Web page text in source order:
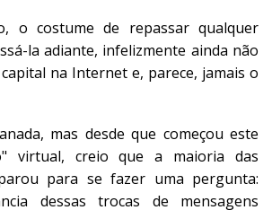
o costume de repassar qualquer
la adiante, infelizmente ainda não
na Internet e, parece, jamais o
mas desde que começou este
virtual, creio que a maioria das
para se fazer uma pergunta:
dessas trocas de mensagens